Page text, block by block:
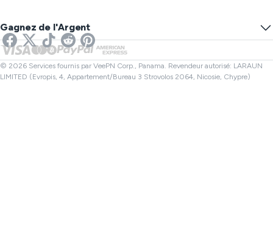
VPN pour Streaming
VPN pour Netflix
SMS en ligne
Vérificateur de lien
Vérificateur de fichiers
VPN Royaume-Uni
VPN Canada
VPN Turquie
Gagnez de l'Argent
Affiliés
© 2026 Services fournis par VeePN Corp., Panama. Revendeur autorisé: LARAUN
LIMITED (Evropis, 4, Appartement/Bureau 3 Strovolos 2064, Nicosie, Chypre)